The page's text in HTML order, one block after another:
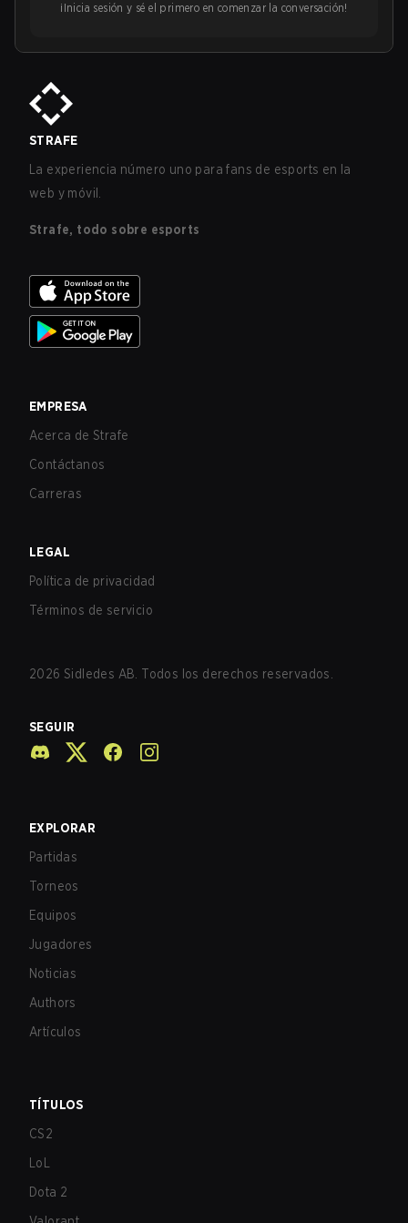
¡Inicia sesión y sé el primero en comenzar la conversación!
STRAFE
La experiencia número uno para fans de esports en la
web y móvil.
Strafe, todo sobre esports
EMPRESA
Acerca de Strafe
Contáctanos
Carreras
LEGAL
Política de privacidad
Términos de servicio
2026 Sidledes AB. Todos los derechos reservados.
SEGUIR
EXPLORAR
Partidas
Torneos
Equipos
Jugadores
Noticias
Authors
Artículos
TÍTULOS
CS2
LoL
Dota 2